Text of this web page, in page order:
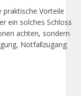
praktische Vorteile
ein solches Schloss
achten, sondern
Notfallzugang